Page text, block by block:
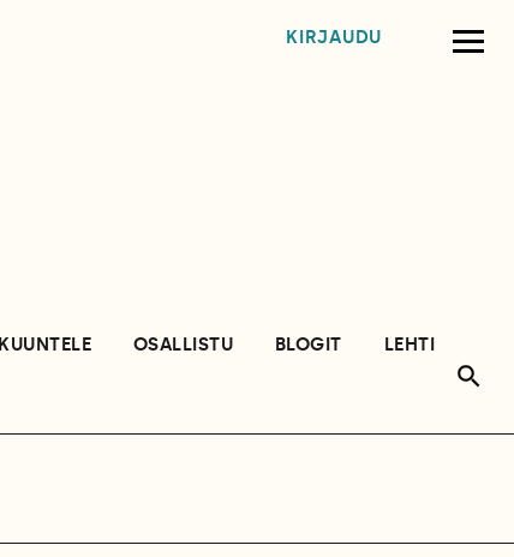
KIRJAUDU
KUUNTELE OSALLISTU BLOGIT
LEHTI